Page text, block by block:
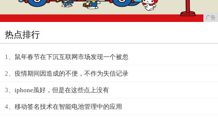
广告
热点排行
1、 鼠年春节在下沉互联网市场发现一个被忽
2、 疫情期间因造成的不便，不作为失信记录
3、 iphone虽好，但是在这些点上没有
4、 移动签名技术在智能电池管理中的应用